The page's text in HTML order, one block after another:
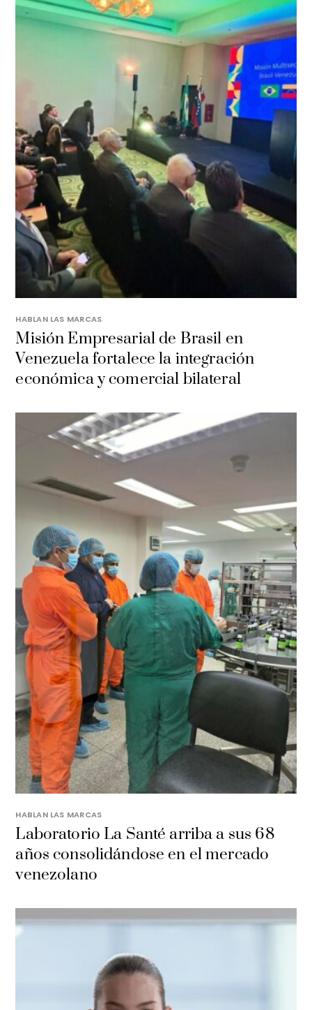
HABLAN LAS MARCAS
Misión Empresarial de Brasil en
Venezuela fortalece la integración
económica y comercial bilateral
HABLAN LAS MARCAS
Laboratorio La Santé arriba a sus 68
años consolidándose en el mercado
venezolano